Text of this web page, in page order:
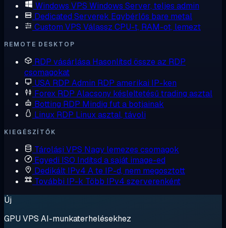
Windows VPS Windows Server, teljes admin
Dedicated Serverek Egybérlős bare metal
Custom VPS Válassz CPU-t, RAM-ot, lemezt
REMOTE DESKTOP
RDP vásárlása Hasonlítsd össze az RDP
csomagokat
USA RDP Admin RDP amerikai IP-ken
Forex RDP Alacsony késleltetésű trading asztal
Botting RDP Mindig fut a botjainak
Linux RDP Linux asztal, távoli
KIEGÉSZÍTŐK
Tárolási VPS Nagy lemezes csomagok
Egyedi ISO Indítsd a saját image-ed
Dedikált IPv4 A te IP-d, nem megosztott
További IP-k Több IPv4 szerverenként
Új
GPU VPS AI-munkaterhelésekhez